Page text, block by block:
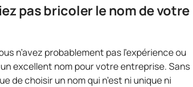
pas bricoler le nom de votre
n’avez probablement pas l’expérience ou
excellent nom pour votre entreprise. Sans
de choisir un nom qui n’est ni unique ni